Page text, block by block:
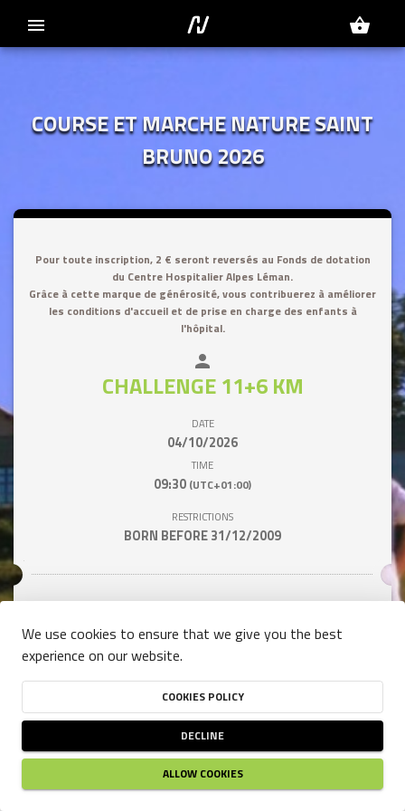
menu shopping_basket
COURSE ET MARCHE NATURE SAINT
BRUNO 2026
Pour toute inscription, 2 € seront reversés au Fonds de dotation
du Centre Hospitalier Alpes Léman.
Grâce à cette marque de générosité, vous contribuerez à améliorer
les conditions d'accueil et de prise en charge des enfants à
l'hôpital.
person
CHALLENGE 11+6 KM
DATE
04/10/2026
TIME
09:30 (UTC+01:00)
RESTRICTIONS
BORN BEFORE 31/12/2009
18,00 €
Price valid until 3 octobre 2026 12:00
REGISTER
We use cookies to ensure that we give you the best
experience on our website.
COOKIES POLICY
DECLINE
ALLOW COOKIES